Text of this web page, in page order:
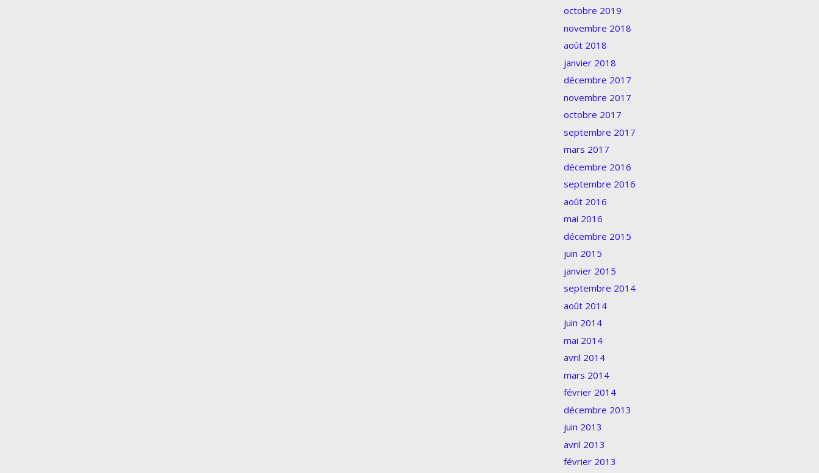
octobre 2019
novembre 2018
août 2018
janvier 2018
décembre 2017
novembre 2017
octobre 2017
septembre 2017
mars 2017
décembre 2016
septembre 2016
août 2016
mai 2016
décembre 2015
juin 2015
janvier 2015
septembre 2014
août 2014
juin 2014
mai 2014
avril 2014
mars 2014
février 2014
décembre 2013
juin 2013
avril 2013
février 2013